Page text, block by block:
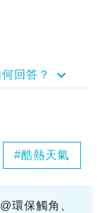
回答？
酷熱天氣
環保觸角、